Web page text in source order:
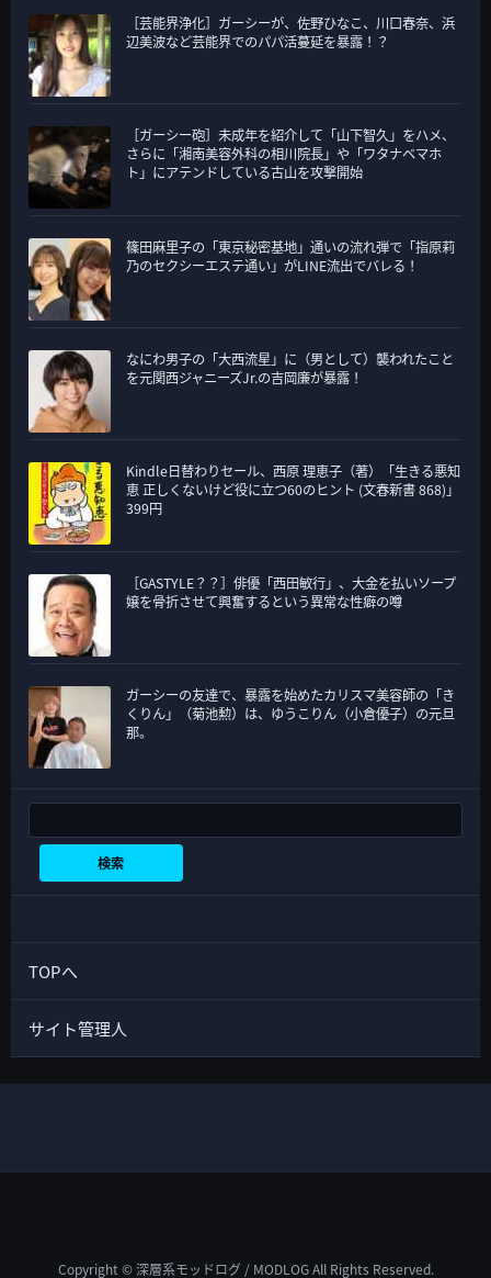
［芸能界浄化］ガーシーが、佐野ひなこ、川口春奈、浜
辺美波など芸能界でのパパ活蔓延を暴露！？
［ガーシー砲］未成年を紹介して「山下智久」をハメ、
さらに「湘南美容外科の相川院長」や「ワタナベマホ
ト」にアテンドしている古山を攻撃開始
篠田麻里子の「東京秘密基地」通いの流れ弾で「指原莉
乃のセクシーエステ通い」がLINE流出でバレる！
なにわ男子の「大西流星」に（男として）襲われたこと
を元関西ジャニーズJr.の吉岡廉が暴露！
Kindle日替わりセール、西原 理恵子（著）「生きる悪知
恵 正しくないけど役に立つ60のヒント (文春新書 868)」
399円
［GASTYLE？？］俳優「西田敏行」、大金を払いソープ
嬢を骨折させて興奮するという異常な性癖の噂
ガーシーの友達で、暴露を始めたカリスマ美容師の「き
くりん」（菊池勲）は、ゆうこりん（小倉優子）の元旦
那。
検索
TOPへ
サイト管理人
Copyright © 深層系モッドログ / MODLOG All Rights Reserved.